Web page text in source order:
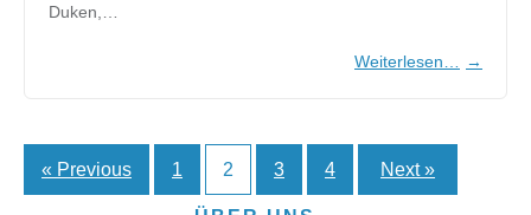
Duken,…
Weiterlesen… →
Seitennummerierung
« Previous 1 2 3 4 Next »